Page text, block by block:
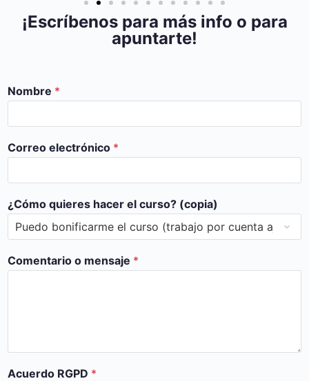
¡Escríbenos para más info o para
apuntarte!
Nombre *
Correo electrónico *
¿Cómo quieres hacer el curso? (copia)
Comentario o mensaje *
Acuerdo RGPD *